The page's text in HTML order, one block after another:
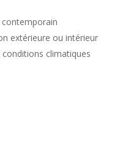
contemporain
extérieure ou intérieur
climatiques